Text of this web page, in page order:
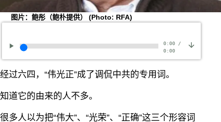
图片：鲍彤（鲍朴提供）(Photo: RFA)
0:00/
0:00
经过六四，“伟光正”成了调侃中共的专用词。
知道它的由来的人不多。
很多人以为把“伟大”、“光荣”、“正确”这三个形容词